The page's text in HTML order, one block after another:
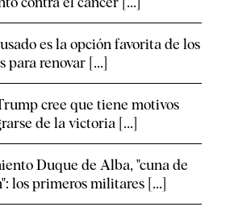
es la opción favorita de los
para renovar [...]
cree que tiene motivos
de la victoria [...]
Duque de Alba, "cuna de
los primeros militares [...]